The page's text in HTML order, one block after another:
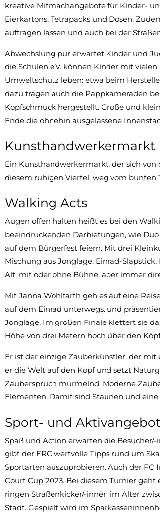
kreative Mitmachangebote für Kinder-
Eierkartons, Tetrapacks und Dosen.
auftragen lassen und auch bei der
Abwechslung pur erwartet Kinder und
die Schulen e.V. können Kinder mit
Umweltschutz leben: etwa beim
dazu tragen auch die Pappkameraden
Kopfschmuck hergestellt. Große und
Ende die ohnehin ausgelassene
Kunsthandwerkermarkt
Ein Kunsthandwerkermarkt, der sich von
diesem ruhigen Viertel, weg vom bunten
Walking Acts
Augen offen halten heißt es bei den
beeindruckenden Darbietungen, wie
auf dem Bürgerfest feiern. Mit drei
Mischung aus Jonglage, Einrad-
Alt, mit oder ohne Bühne, aber immer
Mit Janna Wohlfarth geh es auf eine
auf dem Einrad unterwegs. und
Jonglage. Im großen Finale klettert sie
Höhe von drei Metern hoch über den
Er ist der einzige Zauberkünstler, der
er die Welt auf den Kopf und setzt
Zauberspruch murmelnd. Moderne
Elementen. Damit sind Staunen und
Sport- und Aktivangebot
Spaß und Action erwarten die
gibt der ERC wertvolle Tipps rund um
Sportarten auszuprobieren. Auch der
Court Cup 2023. Bei diesem Turnier
ringen Straßenkicker/-innen im Alter
Stadt. Gespielt wird im